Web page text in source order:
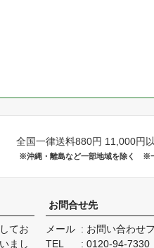
全国一律送料880円 11,000円
※沖縄・離島など一部地域を除く ※
てお
まし
お問合せ先
メール
お問い合わせ
TEL
0120-94-7330